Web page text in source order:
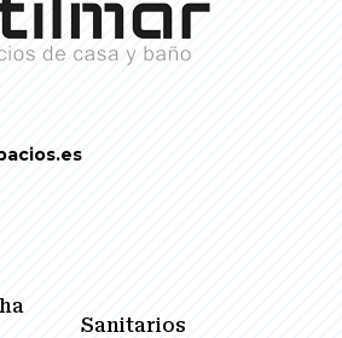
Sanitarios